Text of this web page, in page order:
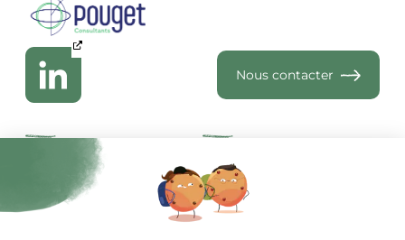
Nous contacter
Qui sommes-nous
Réalisations
Je suis copropriétaire
Je suis syndic